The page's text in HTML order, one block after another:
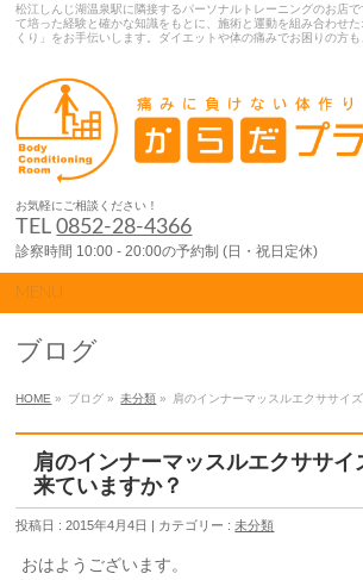
松江しんじ湖温泉駅に隣接するパーソナルトレーニングのお店で
て培った経験と確かな知識をもとに、施術と運動を組み合わせ
くり」をお手伝いします。ダイエットや体の痛みでお困りの方も
お気軽にご相談ください！
TEL0852-28-4366
診察時間 10:00 - 20:00の予約制 (日・祝日定休)
MENU
ブログ
HOME » ブログ » 未分類 » 肩のインナーマッスルエクササイ
肩のインナーマッスルエクササイ
来ていますか？
投稿日 : 2015年4月4日 | カテゴリー :未分類
おはようございます。